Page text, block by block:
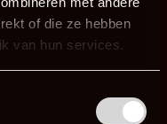
of die ze hebben
van hun services.